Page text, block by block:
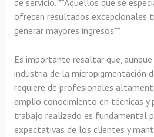
de servicio. **Aquellos que se
ofrecen resultados excepcionales
generar mayores ingresos**.
Es importante resaltar que,
industria de la micropigmentación
requiere de profesionales
amplio conocimiento en técnicas y
trabajo realizado es fundamental
expectativas de los clientes y